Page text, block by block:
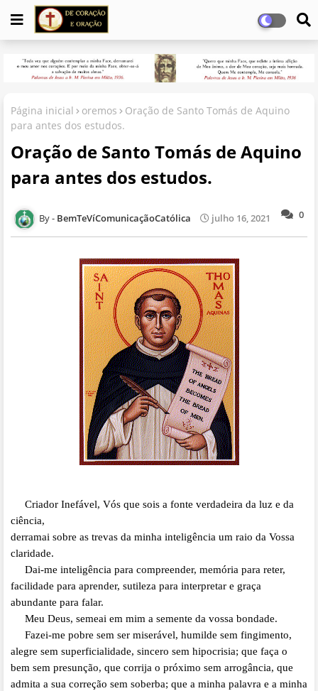
Página inicial oremos
Oração de Santo Tomás de Aquino
para antes dos estudos.
Oração de Santo Tomás de Aquino
para antes dos estudos.
0
BemTeVíComunicaçãoCatólica julho 16, 2021
Criador Inefável, Vós que sois a fonte verdadeira da luz e da
ciência,
derramai sobre as trevas da minha inteligência um raio da Vossa
claridade.
Dai-me inteligência para compreender, memória para reter,
facilidade para aprender, sutileza para interpretar e graça
abundante para falar.
Meu Deus, semeai em mim a semente da vossa bondade.
Fazei-me pobre sem ser miserável, humilde sem fingimento,
alegre sem superficialidade, sincero sem hipocrisia; que faça o
bem sem presunção, que corrija o próximo sem arrogância, que
admita a sua correção sem soberba; que a minha palavra e a minha